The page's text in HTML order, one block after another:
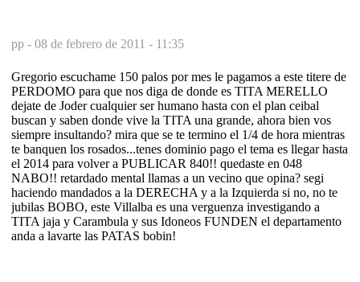
pp - 08 de febrero de 2011 - 11:35
Gregorio escuchame 150 palos por mes le pagamos a este titere de
PERDOMO para que nos diga de donde es TITA MERELLO
dejate de Joder cualquier ser humano hasta con el plan ceibal
buscan y saben donde vive la TITA una grande, ahora bien vos
siempre insultando? mira que se te termino el 1/4 de hora mientras
te banquen los rosados...tenes dominio pago el tema es llegar hasta
el 2014 para volver a PUBLICAR 840!! quedaste en 048
NABO!! retardado mental llamas a un vecino que opina? segi
haciendo mandados a la DERECHA y a la Izquierda si no, no te
jubilas BOBO, este Villalba es una verguenza investigando a
TITA jaja y Carambula y sus Idoneos FUNDEN el departamento
anda a lavarte las PATAS bobin!